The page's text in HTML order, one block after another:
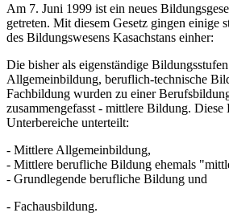
Am 7. Juni 1999 ist ein neues
getreten. Mit diesem Gesetz gingen einige
des Bildungswesens Kasachstans einher:
Die bisher als eigenständige
Allgemeinbildung, beruflich-technische
Fachbildung wurden zu einer
zusammengefasst - mittlere Bildung.
Unterbereiche unterteilt:
- Mittlere Allgemeinbildung,
- Mittlere berufliche Bildung ehemals
- Grundlegende berufliche Bildung und
- Fachausbildung.